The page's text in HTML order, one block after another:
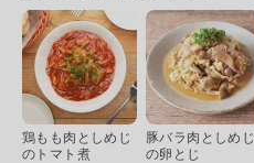
鶏もも肉としめじ
のトマト煮
豚バラ肉としめじ
の卵とじ